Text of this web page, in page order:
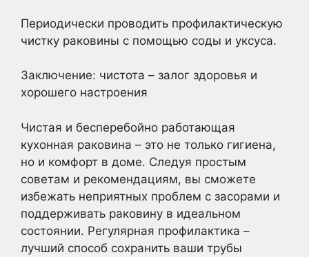
Периодически проводить профилактическую
чистку раковины с помощью соды и уксуса.
Заключение: чистота – залог здоровья и
хорошего настроения
Чистая и бесперебойно работающая
кухонная раковина – это не только гигиена,
но и комфорт в доме. Следуя простым
советам и рекомендациям, вы сможете
избежать неприятных проблем с засорами и
поддерживать раковину в идеальном
состоянии. Регулярная профилактика –
лучший способ сохранить ваши трубы